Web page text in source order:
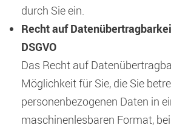
durch Sie ein.
Recht auf
DSGVO
Das Recht auf
Möglichkeit für Sie, die Sie
personenbezogenen Daten in
maschinenlesbaren Format,